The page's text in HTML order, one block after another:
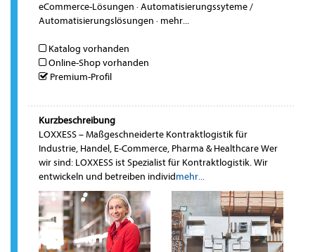
eCommerce-Lösungen ·Automatisierungssyteme /
Automatisierungslösungen · mehr...
Katalog vorhanden
Online-Shop vorhanden
Premium-Profil
Kurzbeschreibung
LOXXESS – Maßgeschneiderte Kontraktlogistik für
Industrie, Handel, E-Commerce, Pharma & Healthcare Wer
wir sind: LOXXESS ist Spezialist für Kontraktlogistik. Wir
entwickeln und betreiben individmehr...